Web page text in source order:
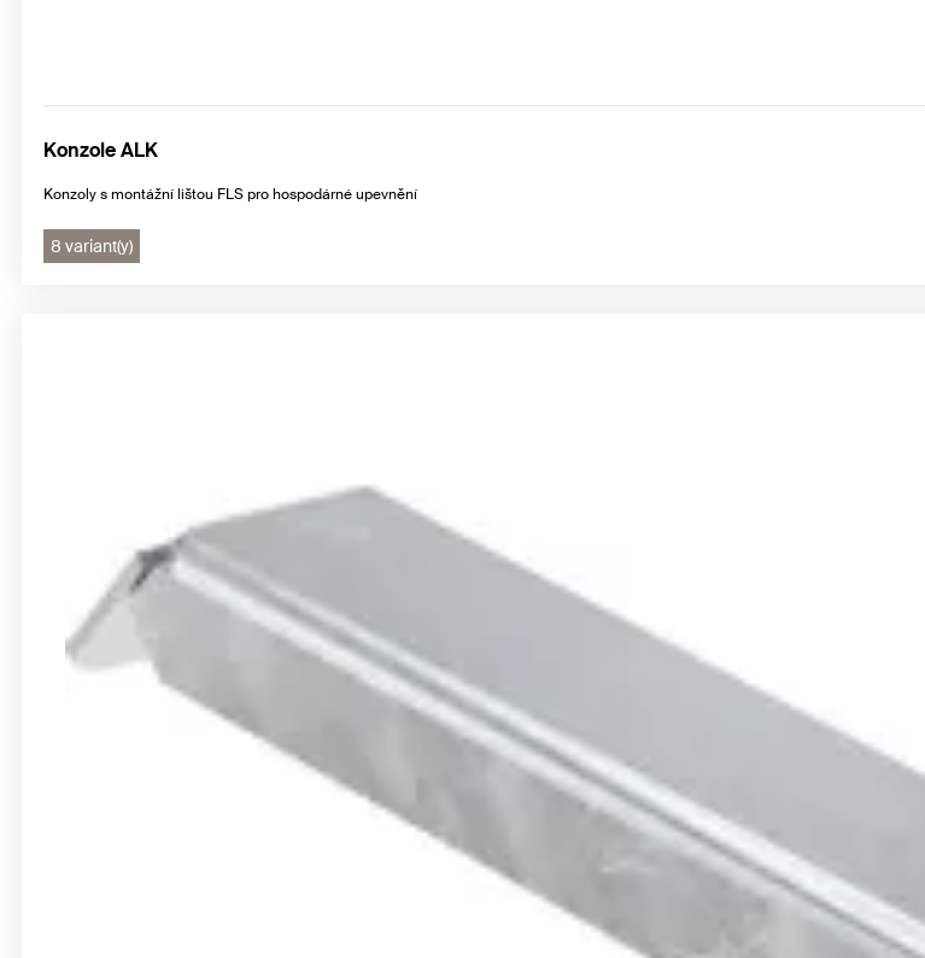
Konzole ALK
Konzoly s montážní lištou FLS pro hospodárné upevnění
8 variant(y)